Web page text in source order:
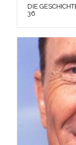
DIE
36